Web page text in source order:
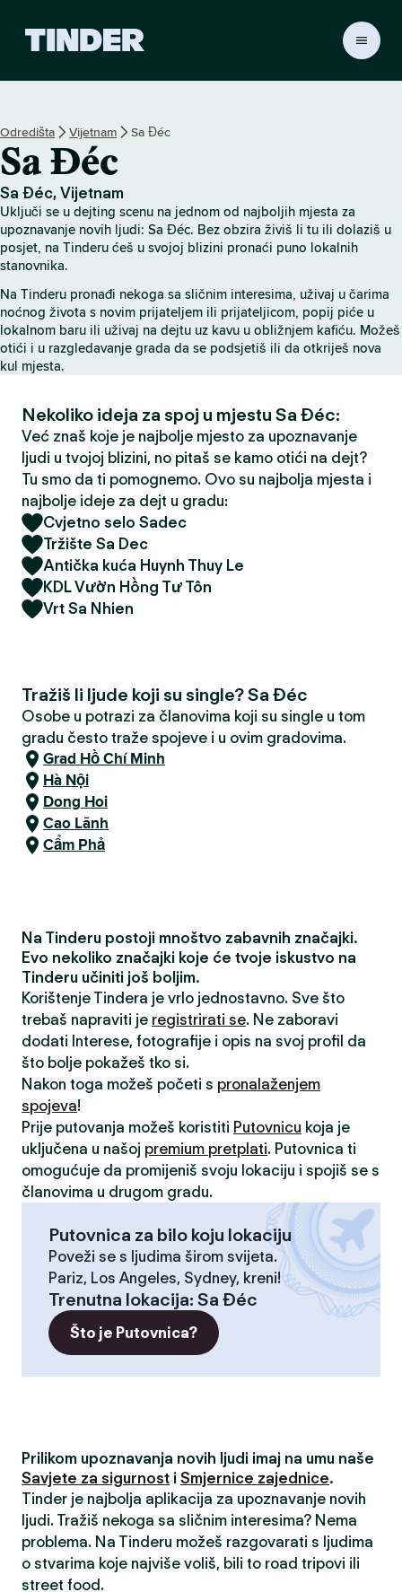
r
l
o
v
c
a
Odredišta Vijetnam Sa Đéc
Sa Đéc
Sa Đéc, Vijetnam
Uključi se u dejting scenu na jednom od najboljih mjesta za
upoznavanje novih ljudi: Sa Đéc. Bez obzira živiš li tu ili dolaziš u
posjet, na Tinderu ćeš u svojoj blizini pronaći puno lokalnih
stanovnika.
Na Tinderu pronađi nekoga sa sličnim interesima, uživaj u čarima
noćnog života s novim prijateljem ili prijateljicom, popij piće u
lokalnom baru ili uživaj na dejtu uz kavu u obližnjem kafiću. Možeš
otići i u razgledavanje grada da se podsjetiš ili da otkriješ nova
kul mjesta.
Nekoliko ideja za spoj u mjestu Sa Đéc:
Već znaš koje je najbolje mjesto za upoznavanje
ljudi u tvojoj blizini, no pitaš se kamo otići na dejt?
Tu smo da ti pomognemo. Ovo su najbolja mjesta i
najbolje ideje za dejt u gradu:
Cvjetno selo Sadec
Tržište Sa Dec
Antička kuća Huynh Thuy Le
KDL Vườn Hồng Tư Tôn
Vrt Sa Nhien
Tražiš li ljude koji su single? Sa Đéc
Osobe u potrazi za članovima koji su single u tom
gradu često traže spojeve i u ovim gradovima.
Grad Hồ Chí Minh
Hà Nội
Dong Hoi
Cao Lãnh
Cẩm Phả
Na Tinderu postoji mnoštvo zabavnih značajki.
Evo nekoliko značajki koje će tvoje iskustvo na
Tinderu učiniti još boljim.
Korištenje Tindera je vrlo jednostavno. Sve što
trebaš napraviti je registrirati se. Ne zaboravi
dodati Interese, fotografije i opis na svoj profil da
što bolje pokažeš tko si.
Nakon toga možeš početi s pronalaženjem
spojeva!
Prije putovanja možeš koristiti Putovnicu koja je
uključena u našoj premium pretplati. Putovnica ti
omogućuje da promijeniš svoju lokaciju i spojiš se s
članovima u drugom gradu.
Putovnica za bilo koju lokaciju
Poveži se s ljudima širom svijeta.
Pariz, Los Angeles, Sydney, kreni!
Trenutna lokacija: Sa Đéc
Što je Putovnica?
Prilikom upoznavanja novih ljudi imaj na umu naše
Savjete za sigurnost i Smjernice zajednice.
Tinder je najbolja aplikacija za upoznavanje novih
ljudi. Tražiš nekoga sa sličnim interesima? Nema
problema. Na Tinderu možeš razgovarati s ljudima
o stvarima koje najviše voliš, bili to road tripovi ili
street food.